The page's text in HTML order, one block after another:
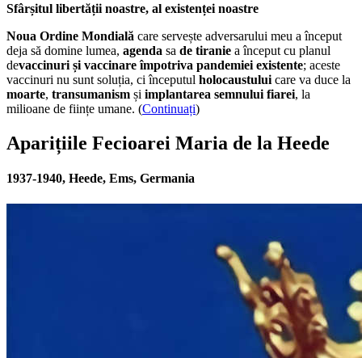
Sfârșitul libertății noastre, al existenței noastre
Noua Ordine Mondială care servește adversarului meu a început
deja să domine lumea, agenda sa de tiranie a început cu planul
devaccinuri și vaccinare împotriva pandemiei existente; aceste
vaccinuri nu sunt soluția, ci începutul holocaustului care va duce la
moarte, transumanism și implantarea semnului fiarei, la
milioane de ființe umane. (Continuați)
Aparițiile Fecioarei Maria de la Heede
1937-1940, Heede, Ems, Germania